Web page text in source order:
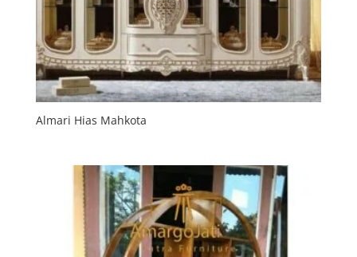
Almari Hias Mahkota